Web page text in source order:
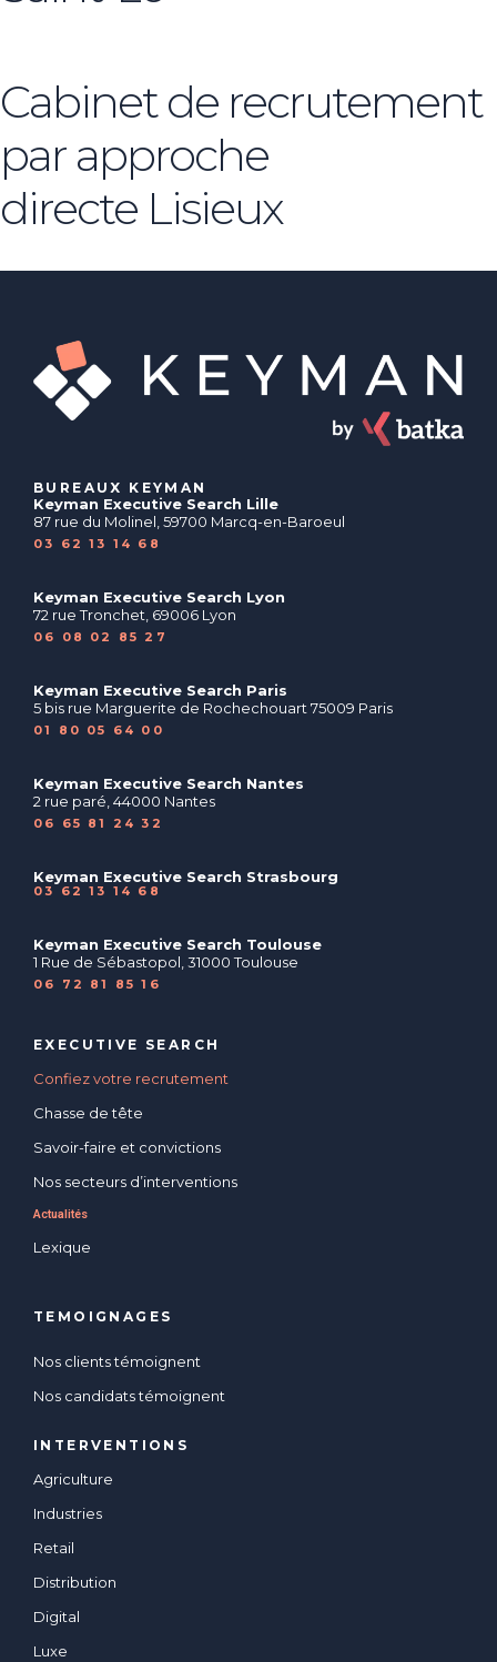
Cabinet de recrutement
par approche
directe Lisieux
BUREAUX KEYMAN
Keyman Executive Search Lille
87 rue du Molinel, 59700 Marcq-en-Baroeul
03 62 13 14 68
Keyman Executive Search Lyon
72 rue Tronchet, 69006 Lyon
06 08 02 85 27
Keyman Executive Search Paris
5 bis rue Marguerite de Rochechouart 75009 Paris
01 80 05 64 00
Keyman Executive Search Nantes
2 rue paré, 44000 Nantes
06 65 81 24 32
Keyman Executive Search Strasbourg
03 62 13 14 68
Keyman Executive Search Toulouse
1 Rue de Sébastopol, 31000 Toulouse
06 72 81 85 16
EXECUTIVE SEARCH
Confiez votre recrutement
Chasse de tête
Savoir-faire et convictions
Nos secteurs d’interventions
Actualités
Lexique
TEMOIGNAGES
Nos clients témoignent
Nos candidats témoignent
INTERVENTIONS
Agriculture
Industries
Retail
Distribution
Digital
Luxe